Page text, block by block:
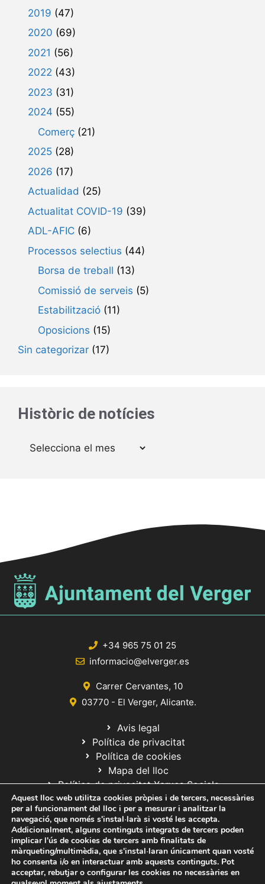
2019 (47)
2020 (69)
2021 (56)
2022 (43)
2023 (31)
2024 (55)
Comerç (21)
2025 (28)
2026 (17)
Actualidad (25)
Actualitat COVID-19 (39)
ADL-AFIC (6)
Processos selectius (44)
Borsa de treball (13)
Comissió de serveis (5)
Estabilització (11)
Oposicions (15)
Sin categorizar (17)
Històric de notícies
Arxius
+34 965 75 01 25
informacio@elverger.es
Carrer Cervantes, 10
03770 - El Verger, Alicante.
Avis legal
Política de privacitat
Política de cookies
Mapa del lloc
Política de privacitat Xarxes Socials
© 2020 Web desarrollada por el Servicio de Informática de Diputación
de Alicante
Aquest lloc web utilitza cookies pròpies i de tercers, necessàries
per al funcionament del lloc i per a mesurar i analitzar la
navegació, que només s'instal·larà si vosté les accepta.
Addicionalment, alguns continguts integrats de tercers poden
implicar l'ús de cookies de tercers amb finalitats de
màrqueting/multimèdia, que s'instal·laran únicament quan vosté
ho consenta i/o en interactuar amb aquests continguts. Pot
acceptar, rebutjar o configurar les cookies no necessàries en